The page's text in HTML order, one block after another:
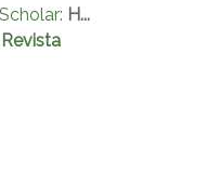
: H...